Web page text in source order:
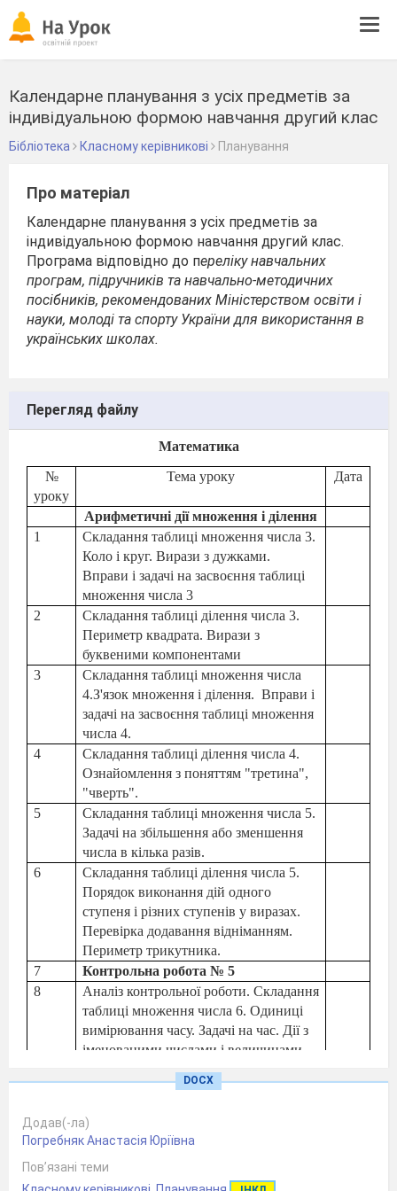
Календарне планування з усіх предметів за
індивідуальною формою навчання другий клас
Бібліотека Класному керівникові Планування
Про матеріал
Календарне планування з усіх предметів за
індивідуальною формою навчання другий клас.
Програма відповідно до переліку навчальних
програм, підручників та навчально-методичних
посібників, рекомендованих Міністерством освіти і
науки, молоді та спорту України для використання в
українських школах.
Перегляд файлу
Математика
№
уроку
Тема уроку Дата
Арифметичні дії множення і ділення
1
Складання таблиці множення числа 3.
Коло і круг. Вирази з дужками.
Вправи і задачі на засвоєння таблиці
множення числа 3
2
Складання таблиці ділення числа 3.
Периметр квадрата. Вирази з
буквеними компонентами
3
Складання таблиці множення числа
4.З'язок множення і ділення. Вправи і
задачі на засвоєння таблиці множення
числа 4.
4
Складання таблиці ділення числа 4.
Ознайомлення з поняттям "третина",
"чверть".
5
Складання таблиці множення числа 5.
Задачі на збільшення або зменшення
числа в кілька разів.
6
Складання таблиці ділення числа 5.
Порядок виконання дій одного
ступеня і різних ступенів у виразах.
Перевірка додавання відніманням.
Периметр трикутника.
7
Контрольна робота № 5
8
Аналіз контрольної роботи. Складання
таблиці множення числа 6. Одиниці
вимірювання часу. Задачі на час. Дії з
іменованими числами і величинами.
Складання таблиці ділення числа 6.
Складені задачі на ділення різного
ламаної. Задачі на різницеве
порівняння. Обернена задача.
10
Складання таблиці множення числа 7.
Обчислення виразів на сумісні дії.
DOCX
Додав(-ла)
Погребняк Анастасія Юріївна
Пов’язані теми